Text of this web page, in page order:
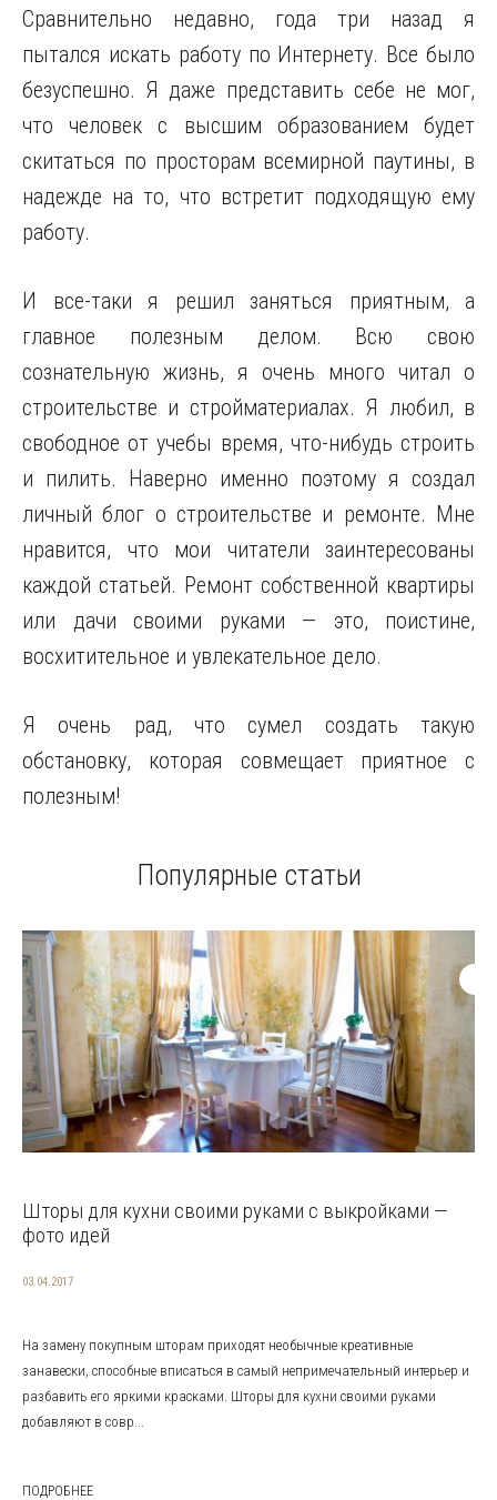
Сравнительно недавно, года три назад я
пытался искать работу по Интернету. Все было
безуспешно. Я даже представить себе не мог,
что человек с высшим образованием будет
скитаться по просторам всемирной паутины, в
надежде на то, что встретит подходящую ему
работу.
И все-таки я решил заняться приятным, а
главное полезным делом. Всю свою
сознательную жизнь, я очень много читал о
строительстве и стройматериалах. Я любил, в
свободное от учебы время, что-нибудь строить
и пилить. Наверно именно поэтому я создал
личный блог о строительстве и ремонте. Мне
нравится, что мои читатели заинтересованы
каждой статьей. Ремонт собственной квартиры
или дачи своими руками — это, поистине,
восхитительное и увлекательное дело.
Я очень рад, что сумел создать такую
обстановку, которая совмещает приятное с
полезным!
Популярные статьи
Шторы для кухни своими руками с выкройками —
фото идей
03.04.2017
На замену покупным шторам приходят необычные креативные
занавески, способные вписаться в самый непримечательный интерьер и
разбавить его яркими красками. Шторы для кухни своими руками
добавляют в совр...
ПОДРОБНЕЕ